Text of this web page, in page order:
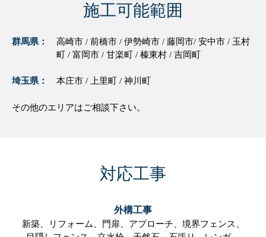
施工可能範囲
群馬県：
高崎市 / 前橋市 / 伊勢崎市 / 藤岡市/ 安中市 / 玉村
町 / 富岡市 / 甘楽町 / 榛東村 / 吉岡町
埼玉県： 本庄市 / 上里町 / 神川町
その他のエリアはご相談下さい。
対応工事
外構工事
新築、 リフォーム、 門扉、 アプローチ、 境界フェンス、